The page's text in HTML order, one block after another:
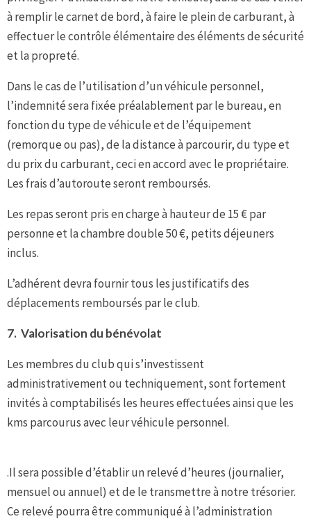
à remplir le carnet de bord, à faire le plein de carburant, à
effectuer le contrôle élémentaire des éléments de sécurité
et la propreté.
Dans le cas de l’utilisation d’un véhicule personnel,
l’indemnité sera fixée préalablement par le bureau, en
fonction du type de véhicule et de l’équipement
(remorque ou pas), de la distance à parcourir, du type et
du prix du carburant, ceci en accord avec le propriétaire.
Les frais d’autoroute seront remboursés.
Les repas seront pris en charge à hauteur de 15 € par
personne et la chambre double 50 €, petits déjeuners
inclus.
L’adhérent devra fournir tous les justificatifs des
déplacements remboursés par le club.
7. Valorisation du bénévolat
Les membres du club qui s’investissent
administrativement ou techniquement, sont fortement
invités à comptabilisés les heures effectuées ainsi que les
kms parcourus avec leur véhicule personnel.
.Il sera possible d’établir un relevé d’heures (journalier,
mensuel ou annuel) et de le transmettre à notre trésorier.
Ce relevé pourra être communiqué à l’administration